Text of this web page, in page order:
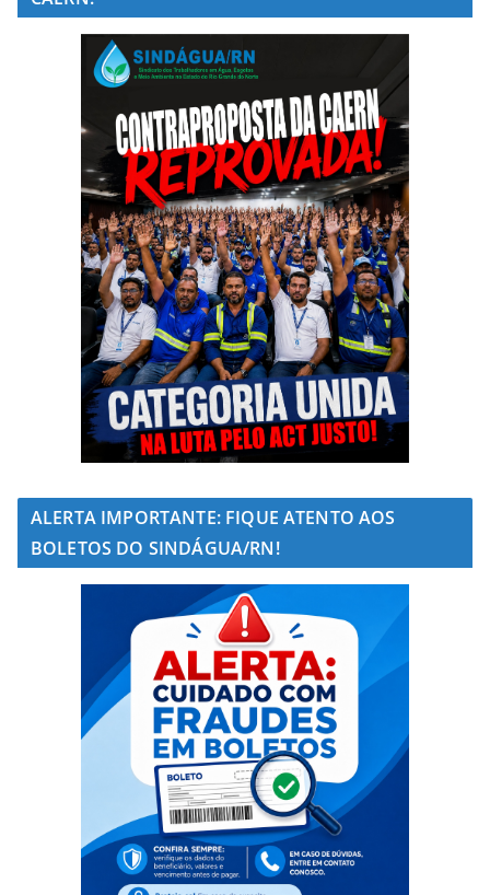
ALERTA IMPORTANTE: FIQUE ATENTO AOS
BOLETOS DO SINDÁGUA/RN!